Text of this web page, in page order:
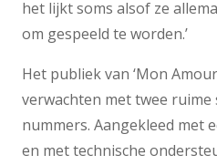
het lijkt soms alsof ze
om gespeeld te worden.’
Het publiek van ‘Mon
verwachten met twee
nummers. Aangekleed met
en met technische